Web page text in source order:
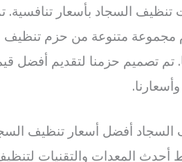
السجاد بأسعار تنافسية. تم
مجموعة متنوعة من حزم
تم تصميم حزمنا لتقديم أفضل
السجاد أفضل أسعار تنظيف
أحدث المعدات والتقنيات